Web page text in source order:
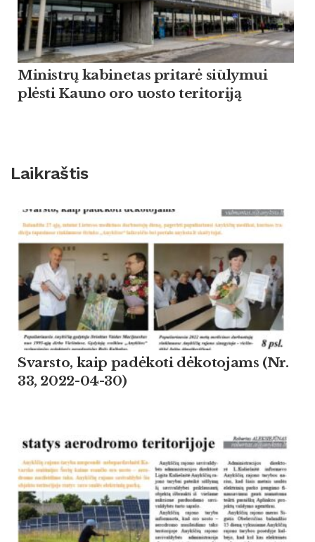
Ministrų kabinetas pritarė siūlymui
plėsti Kauno oro uosto teritoriją
Laikraštis
Svarsto, kaip padėkoti dėkotojams (Nr.
33, 2022-04-30)